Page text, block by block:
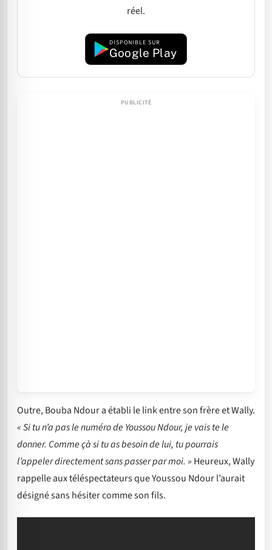
réel.
DISPONIBLE SUR
Google Play
Outre, Bouba Ndour a établi le link entre son frère et Wally.
« Si tu n’a pas le numéro de Youssou Ndour, je vais te le
donner. Comme çà si tu as besoin de lui, tu pourrais
l’appeler directement sans passer par moi. » Heureux, Wally
rappelle aux téléspectateurs que Youssou Ndour l’aurait
désigné sans hésiter comme son fils.